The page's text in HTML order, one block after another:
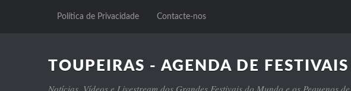
Política de Privacidade Contacte-nos
TOUPEIRAS - AGENDA DE
Notícias, Vídeos e Livestream dos Grandes Festivais do Mundo e os Pequenos